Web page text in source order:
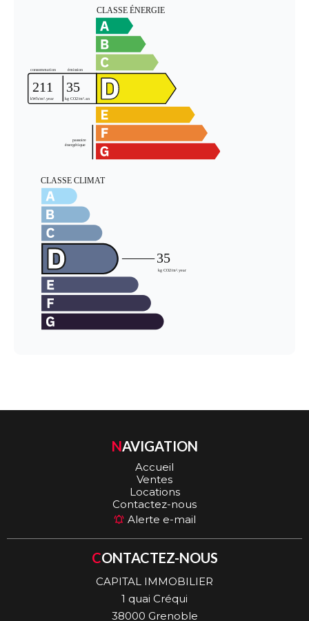
NAVIGATION
Accueil
Ventes
Locations
Contactez-nous
Alerte e-mail
CONTACTEZ-NOUS
CAPITAL IMMOBILIER
1 quai Créqui
38000 Grenoble